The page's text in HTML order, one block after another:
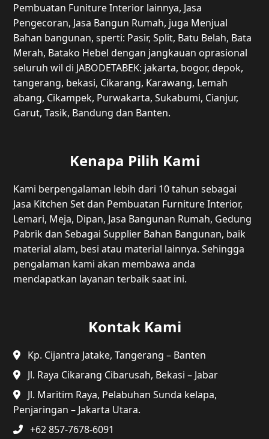
Pembuatan Funiture Interior lainnya, Jasa
Pengecoran, Jasa Bangun Rumah, juga Menjual
Bahan bangunan, sperti: Pasir, Split, Batu Belah, Bata
Merah, Batako Hebel dengan jangkauan oprasional
seluruh wil di JABODETABEK: jakarta, bogor, depok,
tangerang, bekasi, Cikarang, Karawang, Lemah
abang, Cikampek, Purwakarta, Sukabumi, Cianjur,
Garut, Tasik, Bandung dan Banten.
Kenapa Pilih Kami
Kami berpengalaman lebih dari 10 tahun sebagai
Jasa Kitchen Set dan Pembuatan Furniture Interior,
Lemari, Meja, Dipan, Jasa Bangunan Rumah, Gedung
Pabrik dan Sebagai Supplier Bahan Bangunan, baik
material alam, besi atau material lainnya. Sehingga
pengalaman kami akan membawa anda
mendapatkan layanan terbaik saat ini.
Kontak Kami
Kp. Cijantra Jatake, Tangerang – Banten
Jl. Raya Cikarang Cibarusah, Bekasi – Jabar
Jl. Maritim Raya, Pelabuhan Sunda kelapa,
Penjaringan – Jakarta Utara.
+62 857-7678-6091